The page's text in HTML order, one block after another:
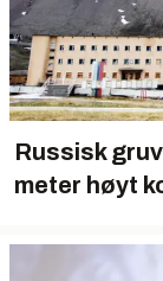
Russisk
meter høyt